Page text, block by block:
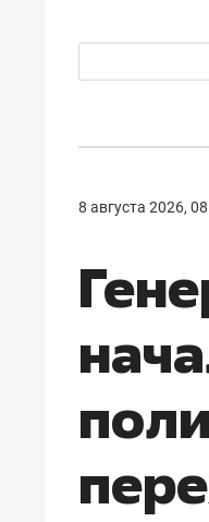
8 августа 2026,